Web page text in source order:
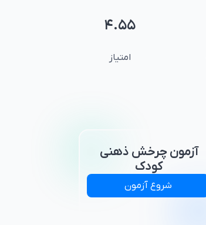
۴.۵۵
امتیاز
آزمون چرخش ذهنی
کودک
شروع آزمون